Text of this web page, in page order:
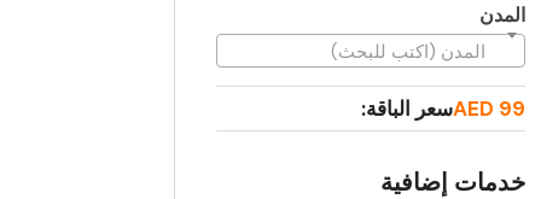
المدن
المدن (اكتب للبحث)
سعر الباقة: 99 AED
خدمات إضافية